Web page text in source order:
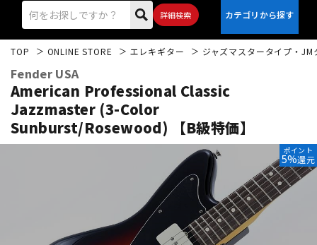
詳細検索
エレキギター アコギ/エレアコ
ウクレレ
ドラム パーカッション
TOP ONLINE STORE エレキギター ジャズマスタータイプ・JM
Fender USA
American Professional Classic
Jazzmaster (3-Color
Sunburst/Rosewood) 【B級特価】
ポイント
5%還元